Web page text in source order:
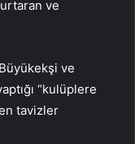
ve
ve
“kulüplere
tavizler